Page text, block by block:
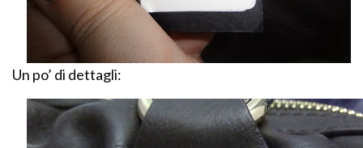
Un po’ di dettagli: